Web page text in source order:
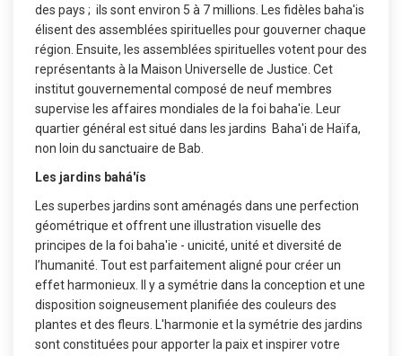
des pays ; ils sont environ 5 à 7 millions. Les fidèles baha'is
élisent des assemblées spirituelles pour gouverner chaque
région. Ensuite, les assemblées spirituelles votent pour des
représentants à la Maison Universelle de Justice. Cet
institut gouvernemental composé de neuf membres
supervise les affaires mondiales de la foi baha'ie. Leur
quartier général est situé dans les jardins Baha'i de Haïfa,
non loin du sanctuaire de Bab.
Les jardins bahá'ís
Les superbes jardins sont aménagés dans une perfection
géométrique et offrent une illustration visuelle des
principes de la foi baha'ie - unicité, unité et diversité de
l’humanité. Tout est parfaitement aligné pour créer un
effet harmonieux. Il y a symétrie dans la conception et une
disposition soigneusement planifiée des couleurs des
plantes et des fleurs. L'harmonie et la symétrie des jardins
sont constituées pour apporter la paix et inspirer votre